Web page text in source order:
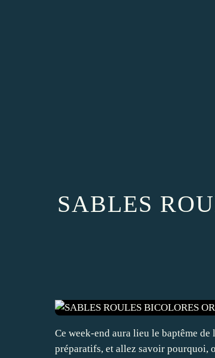
SABLES
Ce week-end aura lieu le baptême
préparatifs, et allez savoir pourquoi,